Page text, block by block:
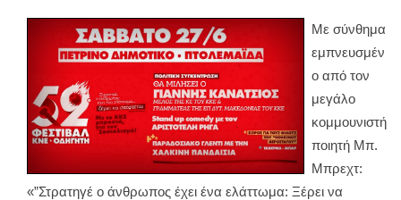
Με σύνθημα
εμπνευσμέν
ο από τον
μεγάλο
κομμουνιστή
ποιητή Μπ.
Μπρεχτ:
«”Στρατηγέ ο άνθρωπος έχει ένα ελάττωμα: Ξέρει να